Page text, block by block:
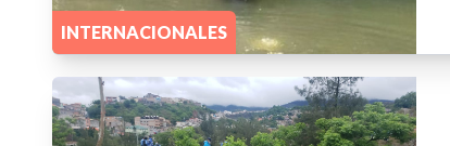
INTERNACIONALES